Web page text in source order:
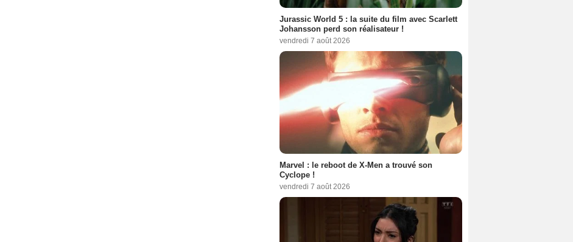
Jurassic World 5 : la suite du film avec Scarlett
Johansson perd son réalisateur !
vendredi 7 août 2026
Marvel : le reboot de X-Men a trouvé son
Cyclope !
vendredi 7 août 2026